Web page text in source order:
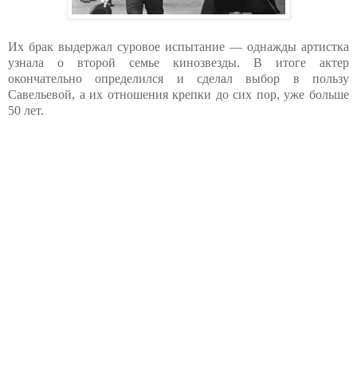
Их брак выдержал суровое испытание — однажды артистка
узнала о второй семье кинозвезды. В итоге актер
окончательно определился и сделал выбор в пользу
Савельевой, а их отношения крепки до сих пор, уже больше
50 лет.